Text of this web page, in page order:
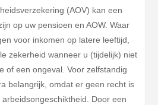
(AOV) kan een
op uw pensioen en AOW. Waar
voor inkomen op latere leeftijd,
zekerheid wanneer u (tijdelijk) niet
of een ongeval. Voor zelfstandig
belangrijk, omdat er geen recht is
Door een